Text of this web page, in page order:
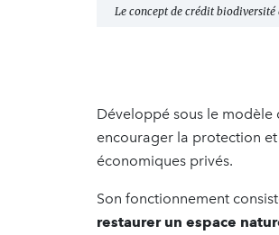
Le concept de crédit biodiversité
Développé sous le
encourager la protection et
économiques privés.
Son fonctionnement
restaurer un espace